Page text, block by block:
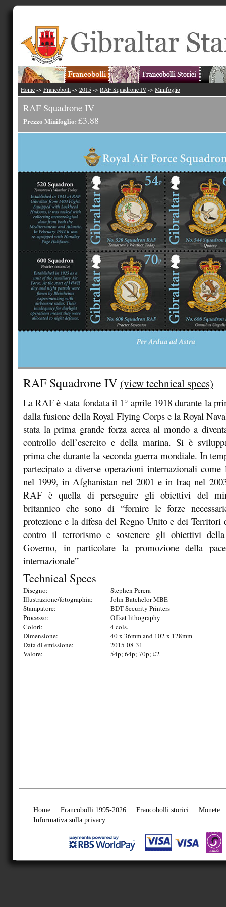
Home -> Francobolli -> 2015 -> RAF Squadrone IV -> Minifoglio
RAF Squadrone IV
Prezzo Minifoglio: £3.88
RAF Squadrone IV (view technical specs)
La RAF è stata fondata il 1° aprile 1918 durante la
dalla fusione della Royal Flying Corps e la Royal
stata la prima grande forza aerea al mondo a
controllo dell’esercito e della marina. Si è
prima che durante la seconda guerra mondiale. In
partecipato a diverse operazioni internazionali
nel 1999, in Afghanistan nel 2001 e in Iraq nel
RAF è quella di perseguire gli obiettivi del
britannico che sono di “fornire le forze
protezione e la difesa del Regno Unito e dei
contro il terrorismo e sostenere gli obiettivi
Governo, in particolare la promozione della
internazionale”
Technical Specs
Disegno:
Stephen Perera
Illustrazione/fotographia:
John Batchelor MBE
Stampatore:
BDT Security Printers
Processo:
Offset lithography
Colori:
4 cols.
Dimensione:
40 x 36mm and 102 x 128mm
Data di emissione:
2015-08-31
Valore:
54p; 64p; 70p; £2
Home Francobolli 1995-2026 Francobolli storici
Monete
Informativa sulla privacy